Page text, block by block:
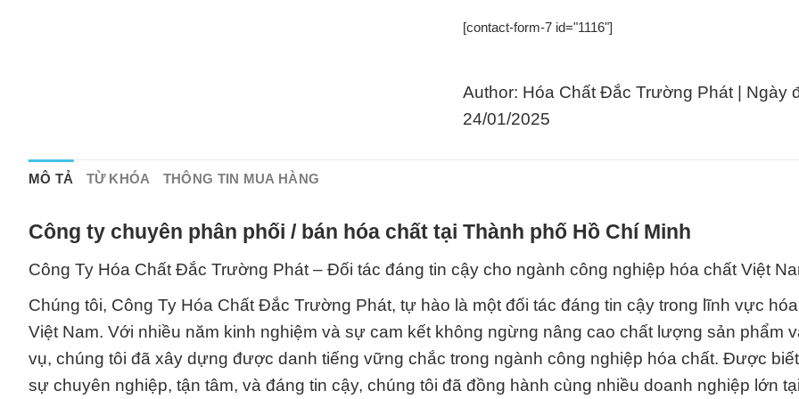
[contact-form-7 id="1116"]
Author: Hóa Chất Đắc Trường Phát | Ngày
24/01/2025
MÔ TẢ TỪ KHÓA THÔNG TIN MUA HÀNG
Công ty chuyên phân phối / bán hóa chất tại Thành phố Hồ Chí Minh
Công Ty Hóa Chất Đắc Trường Phát – Đối tác đáng tin cậy cho ngành công nghiệp hóa chất Việt
Chúng tôi, Công Ty Hóa Chất Đắc Trường Phát, tự hào là một đối tác đáng tin cậy trong lĩnh vực
Việt Nam. Với nhiều năm kinh nghiệm và sự cam kết không ngừng nâng cao chất lượng sản phẩm
vụ, chúng tôi đã xây dựng được danh tiếng vững chắc trong ngành công nghiệp hóa chất. Được
sự chuyên nghiệp, tận tâm, và đáng tin cậy, chúng tôi đã đồng hành cùng nhiều doanh nghiệp lớn